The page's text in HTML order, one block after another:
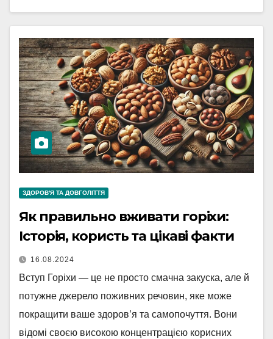
ЗДОРОВ'Я ТА ДОВГОЛІТТЯ
Як правильно вживати горіхи:
Історія, користь та цікаві факти
16.08.2024
Вступ Горіхи — це не просто смачна закуска, але й
потужне джерело поживних речовин, яке може
покращити ваше здоров’я та самопочуття. Вони
відомі своєю високою концентрацією корисних